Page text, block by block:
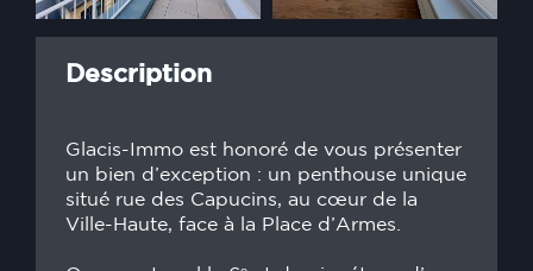
Description
Glacis-Immo est honoré de vous présenter
un bien d’exception : un penthouse unique
situé rue des Capucins, au cœur de la
Ville-Haute, face à la Place d’Armes.